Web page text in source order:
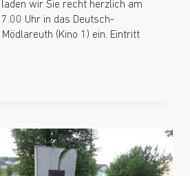
wir Sie recht herzlich am
Uhr in das Deutsch-
(Kino 1) ein. Eintritt